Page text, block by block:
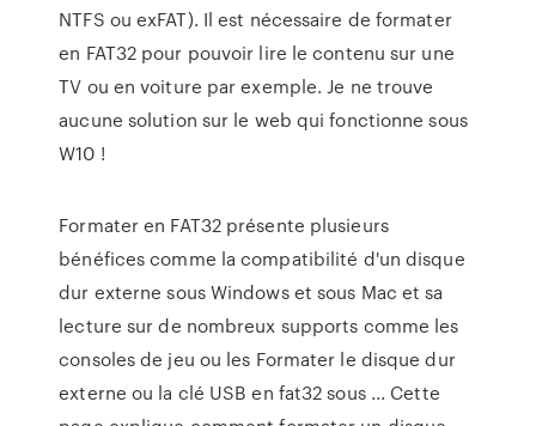
NTFS ou exFAT). Il est nécessaire de formater
en FAT32 pour pouvoir lire le contenu sur une
TV ou en voiture par exemple. Je ne trouve
aucune solution sur le web qui fonctionne sous
W10 !
Formater en FAT32 présente plusieurs
bénéfices comme la compatibilité d'un disque
dur externe sous Windows et sous Mac et sa
lecture sur de nombreux supports comme les
consoles de jeu ou les Formater le disque dur
externe ou la clé USB en fat32 sous ... Cette